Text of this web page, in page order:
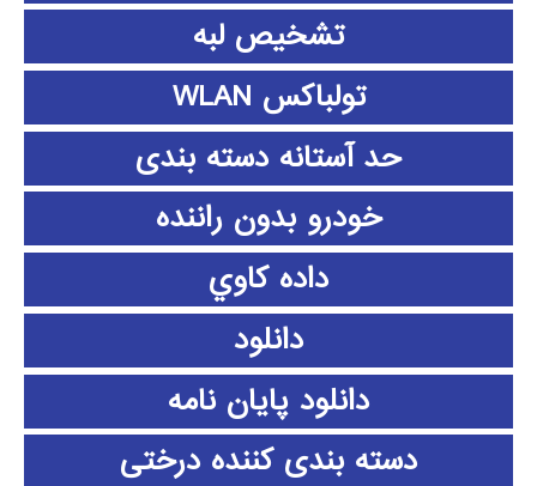
تشخیص لبه
تولباکس WLAN
حد آستانه دسته بندی
خودرو بدون راننده
داده كاوي
دانلود
دانلود پايان نامه
دسته بندی کننده درختی